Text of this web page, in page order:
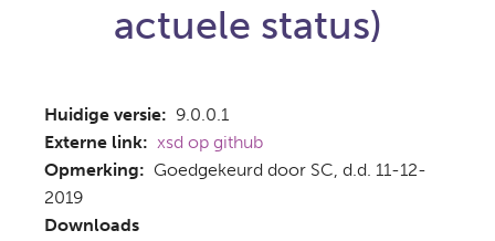
actuele status)
Huidige versie
9.0.0.1
Externe link
xsd op github
Opmerking
Goedgekeurd door SC, d.d. 11-12-
2019
Downloads